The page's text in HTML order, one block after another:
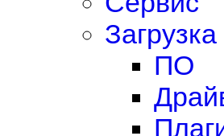
Загрузка
ПО